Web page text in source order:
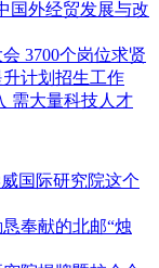
国外经贸发展与改
3700个岗位求贤
计划招生工作
需大量科技人才
国际研究院这个
奉献的北邮“烛